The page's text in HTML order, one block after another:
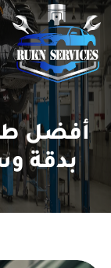
أفضل
بدقة